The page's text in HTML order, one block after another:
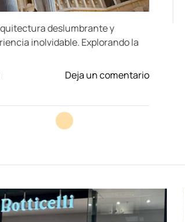
deslumbrante y
inolvidable. Explorando la
Deja un comentarioo
D
r
i